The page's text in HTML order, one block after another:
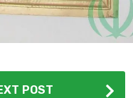
POST